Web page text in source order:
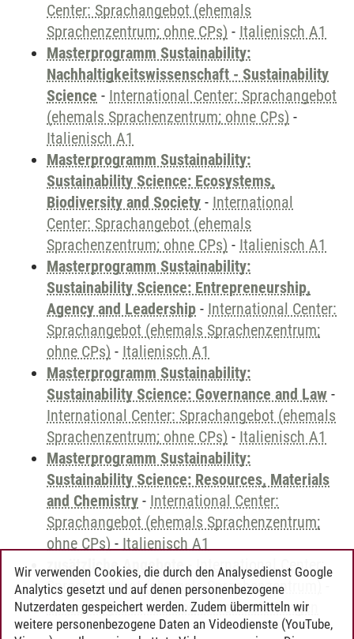
Center: Sprachangebot (ehemals
Sprachenzentrum; ohne CPs) - Italienisch A1
Masterprogramm Sustainability:
Nachhaltigkeitswissenschaft - Sustainability
Science - International Center: Sprachangebot
(ehemals Sprachenzentrum; ohne CPs) -
Italienisch A1
Masterprogramm Sustainability:
Sustainability Science: Ecosystems,
Biodiversity and Society - International
Center: Sprachangebot (ehemals
Sprachenzentrum; ohne CPs) - Italienisch A1
Masterprogramm Sustainability:
Sustainability Science: Entrepreneurship,
Agency and Leadership - International Center:
Sprachangebot (ehemals Sprachenzentrum;
ohne CPs) - Italienisch A1
Masterprogramm Sustainability:
Sustainability Science: Governance and Law -
International Center: Sprachangebot (ehemals
Sprachenzentrum; ohne CPs) - Italienisch A1
Masterprogramm Sustainability:
Sustainability Science: Resources, Materials
and Chemistry - International Center:
Sprachangebot (ehemals Sprachenzentrum;
ohne CPs) - Italienisch A1
zusätzliche Angebote- International Center:
Sprachangebot (ehemals Sprachenzentrum)
Sprachangebot und Sonderveranstaltungen
Wir verwenden Cookies, die durch den Analysedienst Google
Analytics gesetzt und auf denen personenbezogene
Nutzerdaten gespeichert werden. Zudem übermitteln wir
weitere personenbezogene Daten an Videodienste (YouTube,